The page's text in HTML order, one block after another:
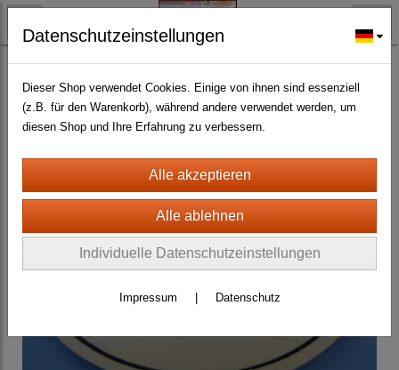
BLECH- + HOLZSCHILDER-MAGNETE
HOLZSCHILDER ALLER ART UND GRÖSSE(145)
Datenschutzeinstellungen
Dieser Shop verwendet Cookies. Einige von ihnen sind essenziell
(z.B. für den Warenkorb), während andere verwendet werden, um
diesen Shop und Ihre Erfahrung zu verbessern.
Individuelle Datenschutzeinstellungen
Impressum Datenschutz